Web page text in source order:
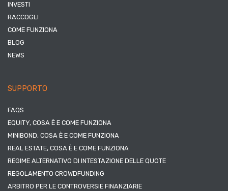
INVESTI
RACCOGLI
COME FUNZIONA
BLOG
NEWS
SUPPORTO
FAQS
EQUITY, COSA È E COME FUNZIONA
MINIBOND, COSA È E COME FUNZIONA
REAL ESTATE, COSA È E COME FUNZIONA
REGIME ALTERNATIVO DI INTESTAZIONE DELLE QUOTE
REGOLAMENTO CROWDFUNDING
ARBITRO PER LE CONTROVERSIE FINANZIARIE